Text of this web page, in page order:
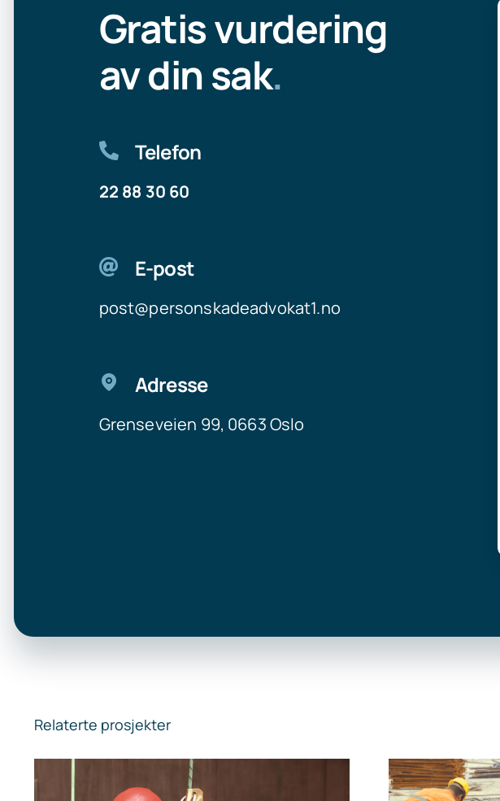
Gratis vurdering
av din sak.
Telefon
22 88 30 60
E-post
post@personskadeadvokat1.no
Adresse
Grenseveien 99, 0663 Oslo
Relaterte prosjekter